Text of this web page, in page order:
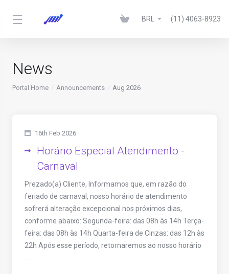
BRL (11) 4063-8923
News
Portal Home Announcements Aug 2026
16th Feb 2026
Horário Especial Atendimento -
Carnaval
Prezado(a) Cliente, Informamos que, em razão do
feriado de carnaval, nosso horário de atendimento
sofrerá alteração excepcional nos próximos dias,
conforme abaixo: Segunda-feira: das 08h às 14h Terça-
feira: das 08h às 14h Quarta-feira de Cinzas: das 12h às
22h Após esse período, retornaremos ao nosso horário